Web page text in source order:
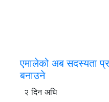
एमालेको अब सदस्यता
बनाउने
२ दिन अघि